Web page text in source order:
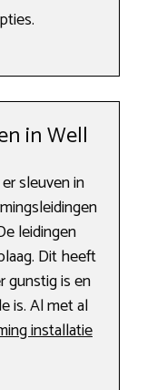
in Well
sleuven in
leidingen
Dit heeft
gunstig is en
is. Al met al
installatie